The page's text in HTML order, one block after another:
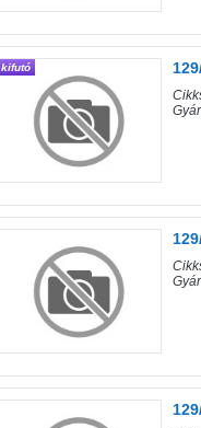
kifutó